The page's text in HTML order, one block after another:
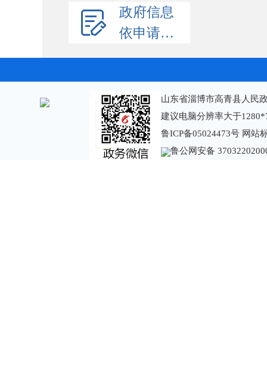
政府信息
依申请公开
山东省淄博市高青县人民
建议电脑分辨率大于
鲁ICP备05024473号 网站
鲁公网安备